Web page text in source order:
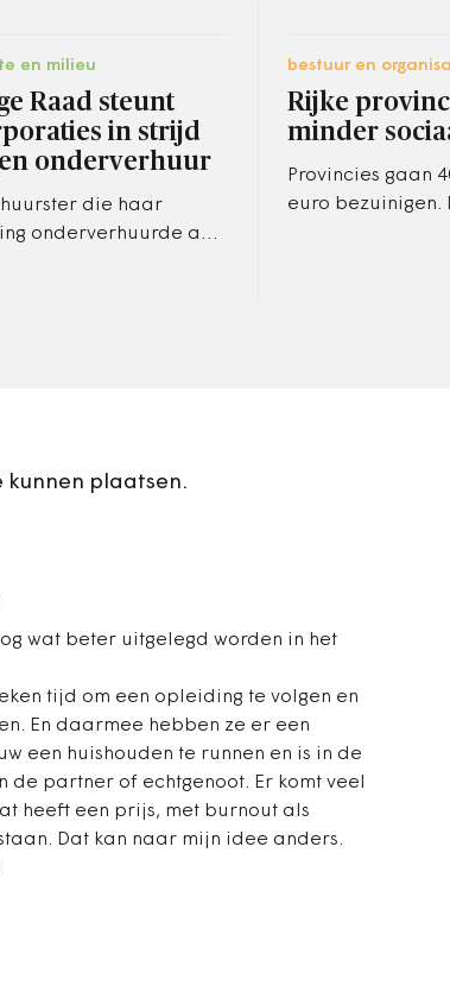
en milieu
Raad steunt
in strijd
onderverhuur
huurster die haar
onderverhuurde aan
bestuur en
Rijke
minder
Provincies gaan
euro bezuinigen.
kunnen plaatsen.
wat beter uitgelegd worden in het
tijd om een opleiding te volgen en
En daarmee hebben ze er een
een huishouden te runnen en is in de
partner of echtgenoot. Er komt veel
heeft een prijs, met burnout als
Dat kan naar mijn idee anders.